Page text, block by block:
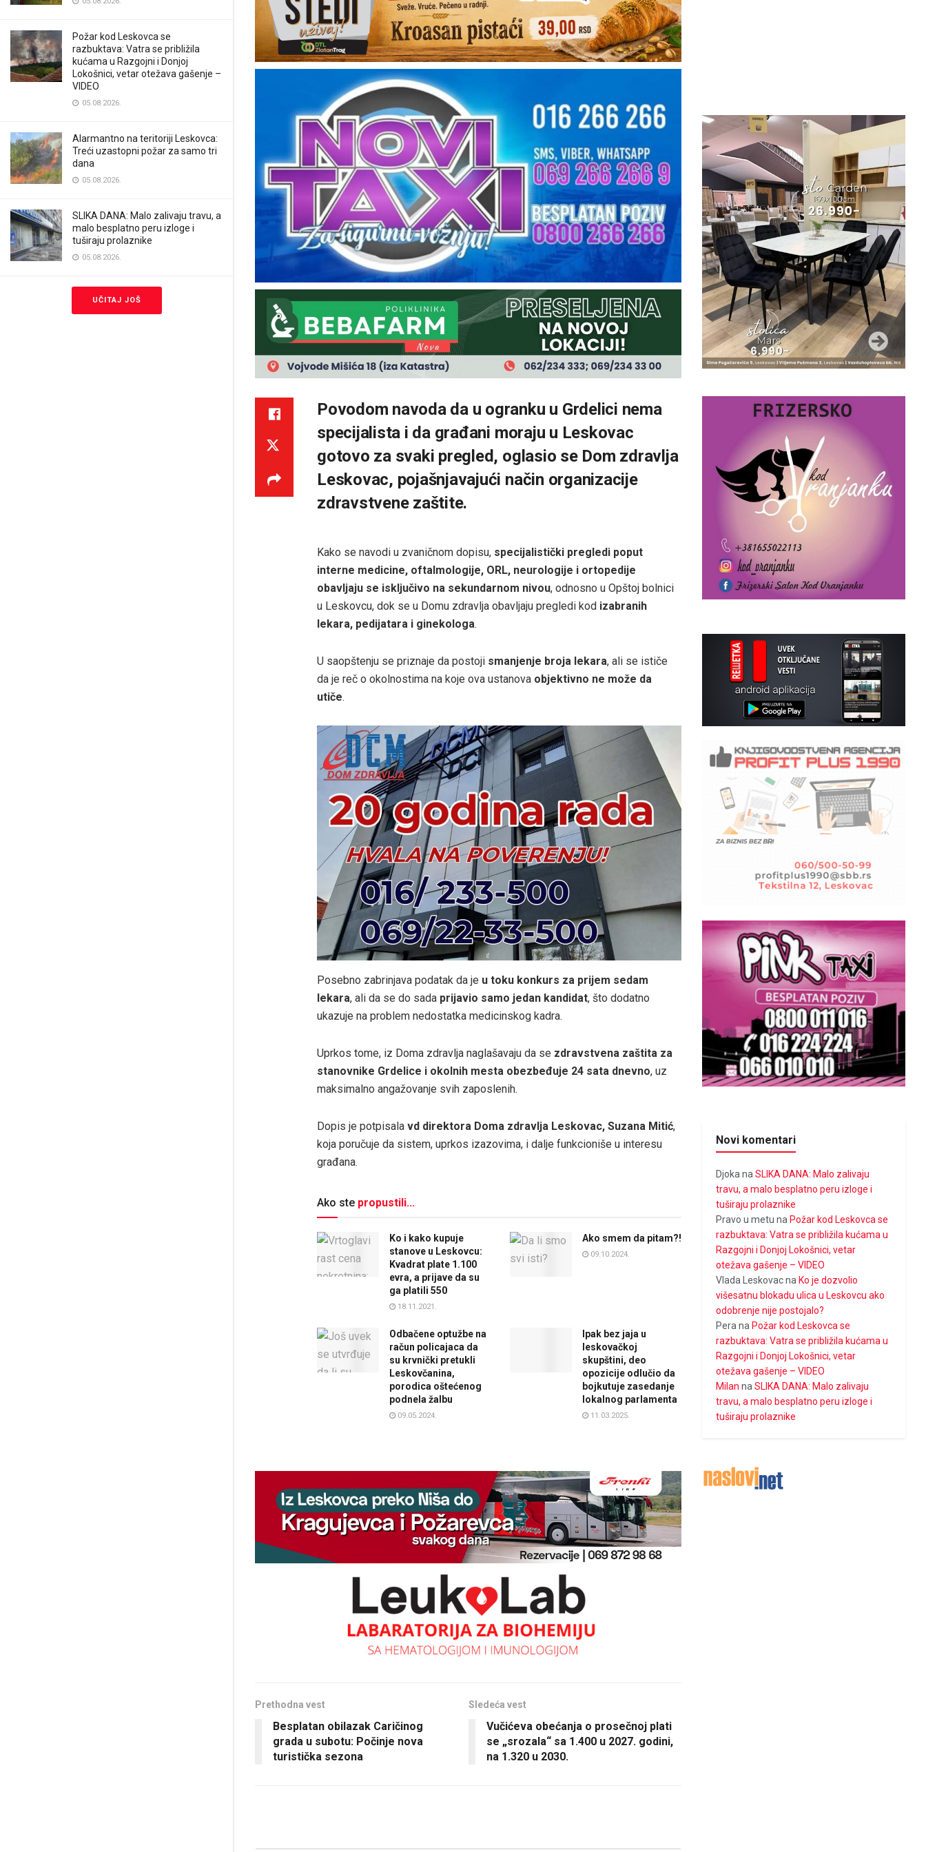
Požar kod Leskovca se
razbuktava: Vatra se približila
kućama u Razgojni i Donjoj
Lokošnici, vetar otežava gašenje –
VIDEO
05.08.2026.
Alarmantno na teritoriji Leskovca:
Treći uzastopni požar za samo tri
dana
05.08.2026.
SLIKA DANA: Malo zalivaju travu, a
malo besplatno peru izloge i
tuširaju prolaznike
05.08.2026.
UČITAJ JOŠ
Povodom navoda da u ogranku u Grdelici nema
specijalista i da građani moraju u Leskovac
gotovo za svaki pregled, oglasio se Dom zdravlja
Leskovac, pojašnjavajući način organizacije
zdravstvene zaštite.
Kako se navodi u zvaničnom dopisu, specijalistički pregledi poput
interne medicine, oftalmologije, ORL, neurologije i ortopedije
obavljaju se isključivo na sekundarnom nivou, odnosno u Opštoj bolnici
u Leskovcu, dok se u Domu zdravlja obavljaju pregledi kod izabranih
lekara, pedijatara i ginekologa.
U saopštenju se priznaje da postoji smanjenje broja lekara, ali se ističe
da je reč o okolnostima na koje ova ustanova objektivno ne može da
utiče.
Posebno zabrinjava podatak da je u toku konkurs za prijem sedam
lekara, ali da se do sada prijavio samo jedan kandidat, što dodatno
ukazuje na problem nedostatka medicinskog kadra.
Uprkos tome, iz Doma zdravlja naglašavaju da se zdravstvena zaštita za
stanovnike Grdelice i okolnih mesta obezbeđuje 24 sata dnevno, uz
maksimalno angažovanje svih zaposlenih.
Dopis je potpisala vd direktora Doma zdravlja Leskovac, Suzana Mitić,
koja poručuje da sistem, uprkos izazovima, i dalje funkcioniše u interesu
građana.
Ako ste propustili...
Ko i kako kupuje
stanove u Leskovcu:
Kvadrat plate 1.100
evra, a prijave da su
ga platili 550
18.11.2021.
Ako smem da pitam?!
09.10.2024.
Odbačene optužbe na
račun policajaca da
su krvnički pretukli
Leskovčanina,
porodica oštećenog
podnela žalbu
09.05.2024.
Ipak bez jaja u
leskovačkoj
skupštini, deo
opozicije odlučio da
bojkutuje zasedanje
lokalnog parlamenta
11.03.2025.
Prethodna vest
Besplatan obilazak Caričinog
grada u subotu: Počinje nova
turistička sezona
Sledeća vest
Vučićeva obećanja o prosečnoj plati
se „srozala“ sa 1.400 u 2027. godini,
na 1.320 u 2030.
Novi komentari
DjokanaSLIKA DANA: Malo zalivaju
travu, a malo besplatno peru izloge i
tuširaju prolaznike
Pravo u metu na Požar kod Leskovca se
razbuktava: Vatra se približila kućama u
Razgojni i Donjoj Lokošnici, vetar
otežava gašenje – VIDEO
Vlada Leskovacna Ko je dozvolio
višesatnu blokadu ulica u Leskovcu ako
odobrenje nije postojalo?
Perana Požar kod Leskovca se
razbuktava: Vatra se približila kućama u
Razgojni i Donjoj Lokošnici, vetar
otežava gašenje – VIDEO
Milan naSLIKA DANA: Malo zalivaju
travu, a malo besplatno peru izloge i
tuširaju prolaznike